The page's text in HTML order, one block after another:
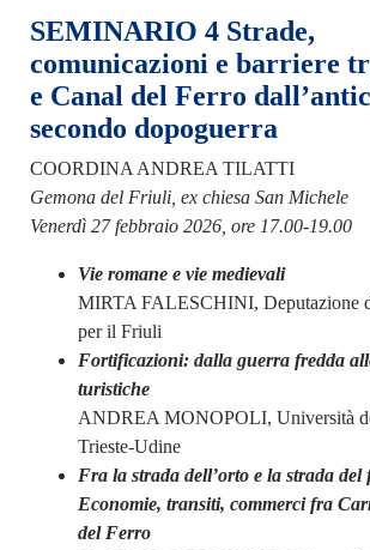
SEMINARIO 4 Strade,
comunicazioni e barriere
e Canal del Ferro
secondo dopoguerra
COORDINA ANDREA TILATTI
Gemona del Friuli, ex chiesa San Michele
Venerdì 27 febbraio 2026, ore 17.00-19.00
Vie romane e vie medievali
MIRTA FALESCHINI, Deputazione
per il Friuli
Fortificazioni: dalla guerra fredda
turistiche
ANDREA MONOPOLI, Università
Trieste-Udine
Fra la strada dell’orto e la strada del
Economie, transiti, commerci fra
del Ferro